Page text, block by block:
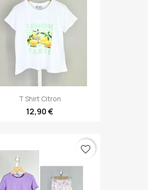
T Shirt Citron
12,90 €
favorite_border